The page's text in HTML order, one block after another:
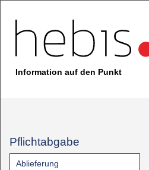
Information auf den Punkt
Pflichtabgabe
Ablieferung